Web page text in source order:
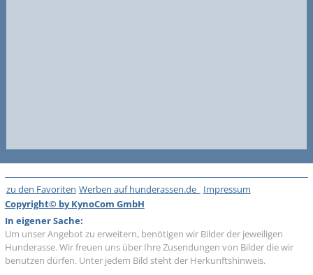
zu den Favoriten Werben auf hunderassen.de
Impressum
Copyright© by KynoCom GmbH
In eigener Sache:
Um unser Angebot zu erweitern, benötigen wir Bilder der jeweiligen
Hunderasse. Wir freuen uns über Ihre Zusendungen von Bilder die wir
benutzen dürfen. Unter jedem Bild steht der Herkunftshinweis.